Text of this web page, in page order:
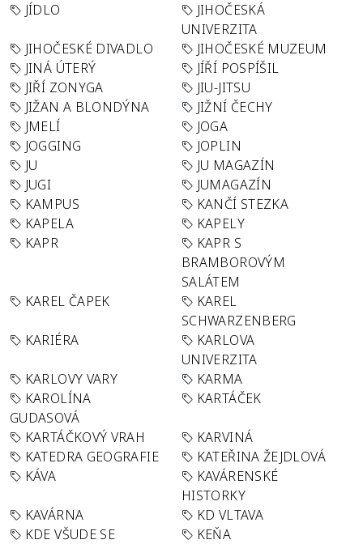
JÍDLO
JIHOČESKÁ
UNIVERZITA
JIHOČESKÉ DIVADLO
JIHOČESKÉ MUZEUM
JINÁ ÚTERÝ
JÍŘÍ POSPÍŠIL
JIŘÍ ZONYGA
JIU-JITSU
JIŽAN A BLONDÝNA
JIŽNÍ ČECHY
JMELÍ
JOGA
JOGGING
JOPLIN
JU
JU MAGAZÍN
JUGI
JUMAGAZÍN
KAMPUS
KANČÍ STEZKA
KAPELA
KAPELY
KAPR
KAPR S
BRAMBOROVÝM
SALÁTEM
KAREL ČAPEK
KAREL
SCHWARZENBERG
KARIÉRA
KARLOVA
UNIVERZITA
KARLOVY VARY
KARMA
KAROLÍNA
GUDASOVÁ
KARTÁČEK
KARTÁČKOVÝ VRAH
KARVINÁ
KATEDRA GEOGRAFIE
KATEŘINA ŽEJDLOVÁ
KÁVA
KAVÁRENSKÉ
HISTORKY
KAVÁRNA
KD VLTAVA
KDE VŠUDE SE
KEŇA